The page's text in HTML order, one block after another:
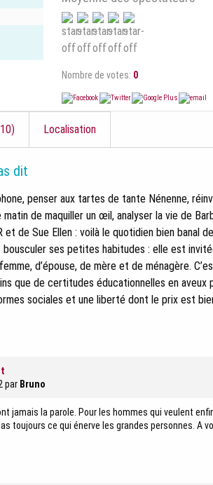
Nombre de votes: 0
Localisation
dit
penser aux tartes de tante Nénenne,
de maquiller un œil, analyser la vie de
et de Sue Ellen : voilà le quotidien bien banal
ses petites habitudes : elle est
d’épouse, de mère et de ménagère.
que de certitudes éducationnelles en aveux
sociales et une liberté dont le prix est
par Bruno
jamais la parole. Pour les hommes qui veulent
toujours ce qui énerve les grandes personnes. A